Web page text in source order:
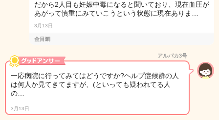
だから2人目も妊娠中毒になると聞いており、現在血圧が
あがって慎重にみていこうという状態に現在ありま…
3月13日
金目鯛
アルパカ3号
一応病院に行ってみてはどうですか?ヘルプ症候群の人
は何人か見てきてますが、(といっても疑われてる人
の…
3月13日